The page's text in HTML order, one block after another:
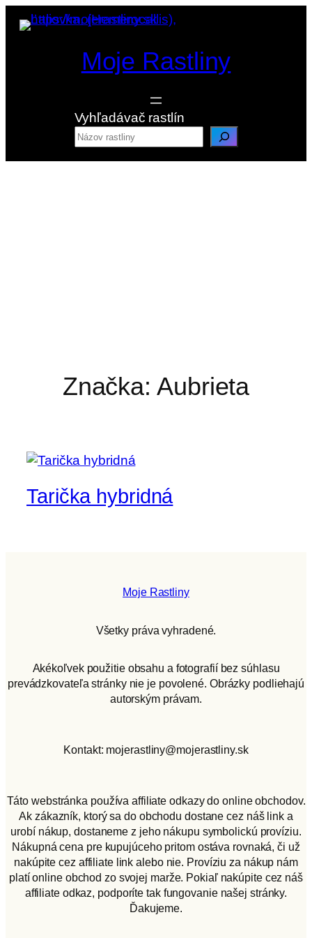
Prejsť
na
Moje Rastliny
Vyhľadávač rastlín
Značka: Aubrieta
Tarička hybridná
Moje Rastliny
Všetky práva vyhradené.
Akékoľvek použitie obsahu a fotografií bez súhlasu
prevádzkovateľa stránky nie je povolené. Obrázky podliehajú
autorským právam.
Kontakt: mojerastliny@mojerastliny.sk
Táto webstránka používa affiliate odkazy do online obchodov.
Ak zákazník, ktorý sa do obchodu dostane cez náš link a
urobí nákup, dostaneme z jeho nákupu symbolickú províziu.
Nákupná cena pre kupujúceho pritom ostáva rovnaká, či už
nakúpite cez affiliate link alebo nie. Províziu za nákup nám
platí online obchod zo svojej marže. Pokiaľ nakúpite cez náš
affiliate odkaz, podporíte tak fungovanie našej stránky.
Ďakujeme.